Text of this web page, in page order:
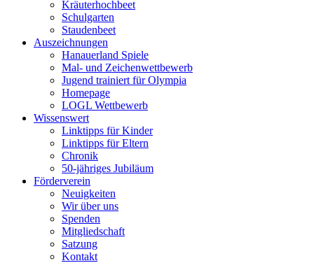
Kräuterhochbeet
Schulgarten
Staudenbeet
Auszeichnungen
Hanauerland Spiele
Mal- und Zeichenwettbewerb
Jugend trainiert für Olympia
Homepage
LOGL Wettbewerb
Wissenswert
Linktipps für Kinder
Linktipps für Eltern
Chronik
50-jähriges Jubiläum
Förderverein
Neuigkeiten
Wir über uns
Spenden
Mitgliedschaft
Satzung
Kontakt